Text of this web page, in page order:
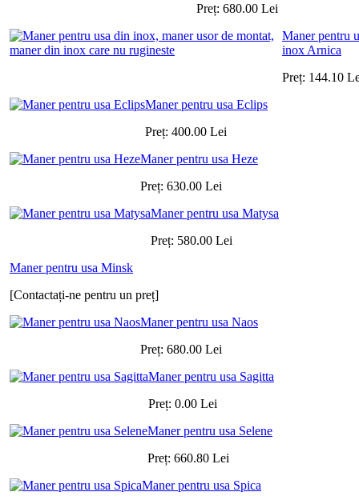
Preț: 680.00 Lei
Maner pentru
inox Arnica
Preț: 144.10
Maner pentru usa Eclips
Preț: 400.00 Lei
Maner pentru usa Heze
Preț: 630.00 Lei
Maner pentru usa Matysa
Preț: 580.00 Lei
Maner pentru usa Minsk
[Contactați-ne pentru un preț]
Maner pentru usa Naos
Preț: 680.00 Lei
Maner pentru usa Sagitta
Preț: 0.00 Lei
Maner pentru usa Selene
Preț: 660.80 Lei
Maner pentru usa Spica